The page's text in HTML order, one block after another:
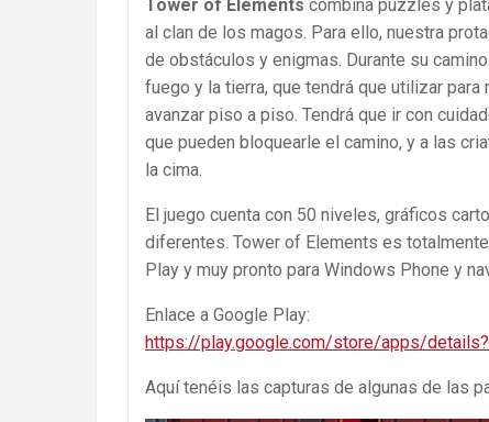
Tower of Elements combina puzzles y
al clan de los magos. Para ello, nuestra
de obstáculos y enigmas. Durante su
fuego y la tierra, que tendrá que utilizar
avanzar piso a piso. Tendrá que ir con
que pueden bloquearle el camino, y a las
la cima.
El juego cuenta con 50 niveles, gráficos
diferentes. Tower of Elements es
Play y muy pronto para Windows Phone y
Enlace a Google Play:
https://play.google.com/store/apps/
Aquí tenéis las capturas de algunas de las